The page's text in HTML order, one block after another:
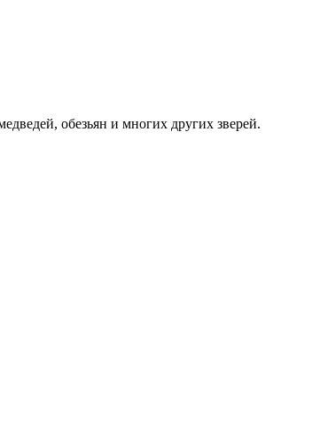
обезьян и многих других зверей.